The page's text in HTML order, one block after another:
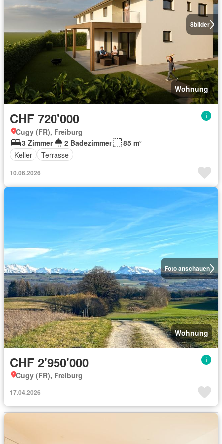
8bilder
Wohnung
CHF 720'000
Cugy (FR), Freiburg
3 Zimmer
2 Badezimmer
85 m²
Keller
Terrasse
10.06.2026
Foto anschauen
Wohnung
CHF 2'950'000
Cugy (FR), Freiburg
17.04.2026